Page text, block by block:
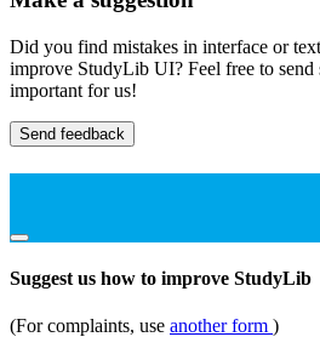
Did you find mistakes in interface or
improve StudyLib UI? Feel free to send
important for us!
Send feedback
Suggest us how to improve StudyLib
(For complaints, use another form )